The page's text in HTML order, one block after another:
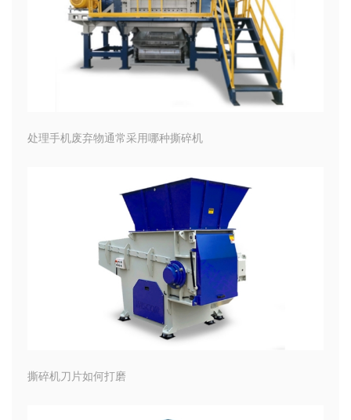
处理手机废弃物通常采用哪种撕碎机
撕碎机刀片如何打磨